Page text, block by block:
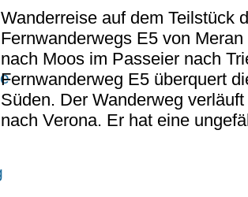
Wanderreise auf dem Teilstück
Fernwanderwegs E5 von
nach Moos im Passeier nach
Fernwanderweg E5 überquert
Süden. Der Wanderweg
nach Verona. Er hat eine